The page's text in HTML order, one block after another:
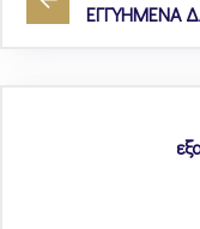
ΕΓΓΥΗΜΕΝΑ